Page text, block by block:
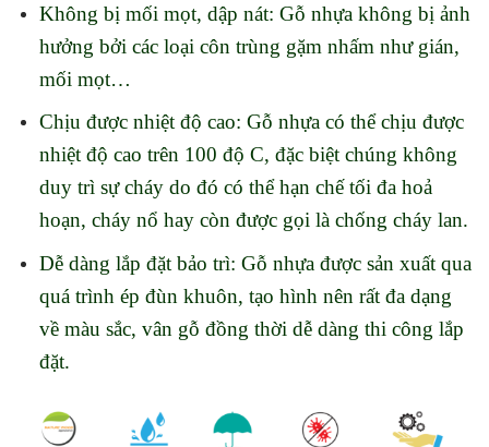
Không bị mối mọt, dập nát: Gỗ nhựa không bị ảnh
hưởng bởi các loại côn trùng gặm nhấm như gián,
mối mọt…
Chịu được nhiệt độ cao: Gỗ nhựa có thể chịu được
nhiệt độ cao trên 100 độ C, đặc biệt chúng không
duy trì sự cháy do đó có thể hạn chế tối đa hoả
hoạn, cháy nổ hay còn được gọi là chống cháy lan.
Dễ dàng lắp đặt bảo trì: Gỗ nhựa được sản xuất qua
quá trình ép đùn khuôn, tạo hình nên rất đa dạng
về màu sắc, vân gỗ đồng thời dễ dàng thi công lắp
đặt.